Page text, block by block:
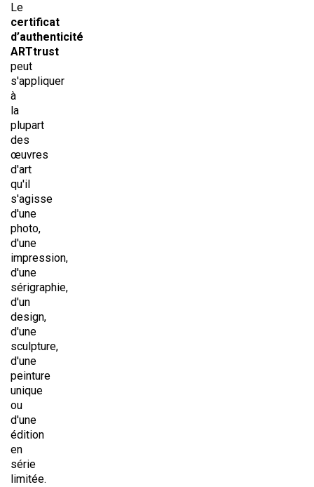
Le
certificat
d’authenticité
ARTtrust
peut
s'appliquer
à
la
plupart
des
œuvres
d'art
qu'il
s'agisse
d'une
photo,
d'une
impression,
d'une
sérigraphie,
d'un
design,
d'une
sculpture,
d'une
peinture
unique
ou
d'une
édition
en
série
limitée.